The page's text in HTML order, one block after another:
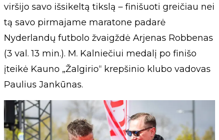
viršijo savo išsikeltą tikslą – finišuoti greičiau nei
tą savo pirmajame maratone padarė
Nyderlandų futbolo žvaigždė Arjenas Robbenas
(3 val. 13 min.). M. Kalniečiui medalį po finišo
įteikė Kauno „Žalgirio“ krepšinio klubo vadovas
Paulius Jankūnas.